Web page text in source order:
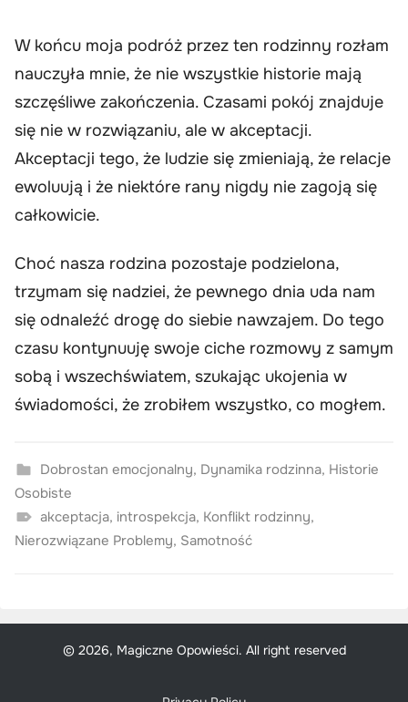
W końcu moja podróż przez ten rodzinny rozłam
nauczyła mnie, że nie wszystkie historie mają
szczęśliwe zakończenia. Czasami pokój znajduje
się nie w rozwiązaniu, ale w akceptacji.
Akceptacji tego, że ludzie się zmieniają, że relacje
ewoluują i że niektóre rany nigdy nie zagoją się
całkowicie.
Choć nasza rodzina pozostaje podzielona,
trzymam się nadziei, że pewnego dnia uda nam
się odnaleźć drogę do siebie nawzajem. Do tego
czasu kontynuuję swoje ciche rozmowy z samym
sobą i wszechświatem, szukając ukojenia w
świadomości, że zrobiłem wszystko, co mogłem.
Dobrostan emocjonalny, Dynamika rodzinna, Historie
Osobiste
akceptacja, introspekcja, Konflikt rodzinny,
Nierozwiązane Problemy, Samotność
© 2026, Magiczne Opowieści. All right reserved